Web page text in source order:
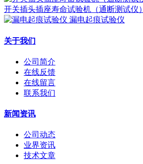
开关插头插座寿命试验机（通断测试仪）
漏电起痕试验仪
关于我们
公司简介
在线反馈
在线留言
联系我们
新闻资讯
公司动态
业界资讯
技术文章